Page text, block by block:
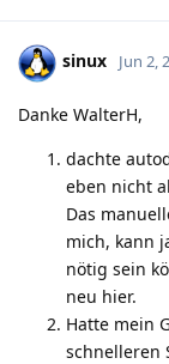
sinux Jun 2,
Danke WalterH,
dachte
eben nicht
Das
mich, kann
nötig sein
neu hier.
Hatte mein
schnelleren